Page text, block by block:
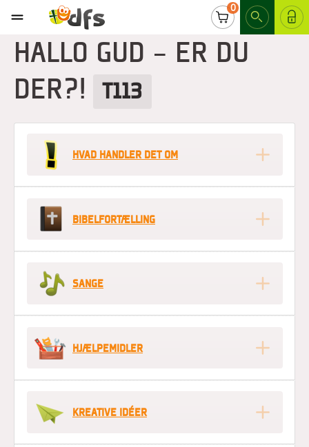
0
LOG IND
HALLO GUD - ER DU
DER?!
T113
HVAD HANDLER DET OM
BIBELFORTÆLLING
SANGE
HJÆLPEMIDLER
KREATIVE IDÉER